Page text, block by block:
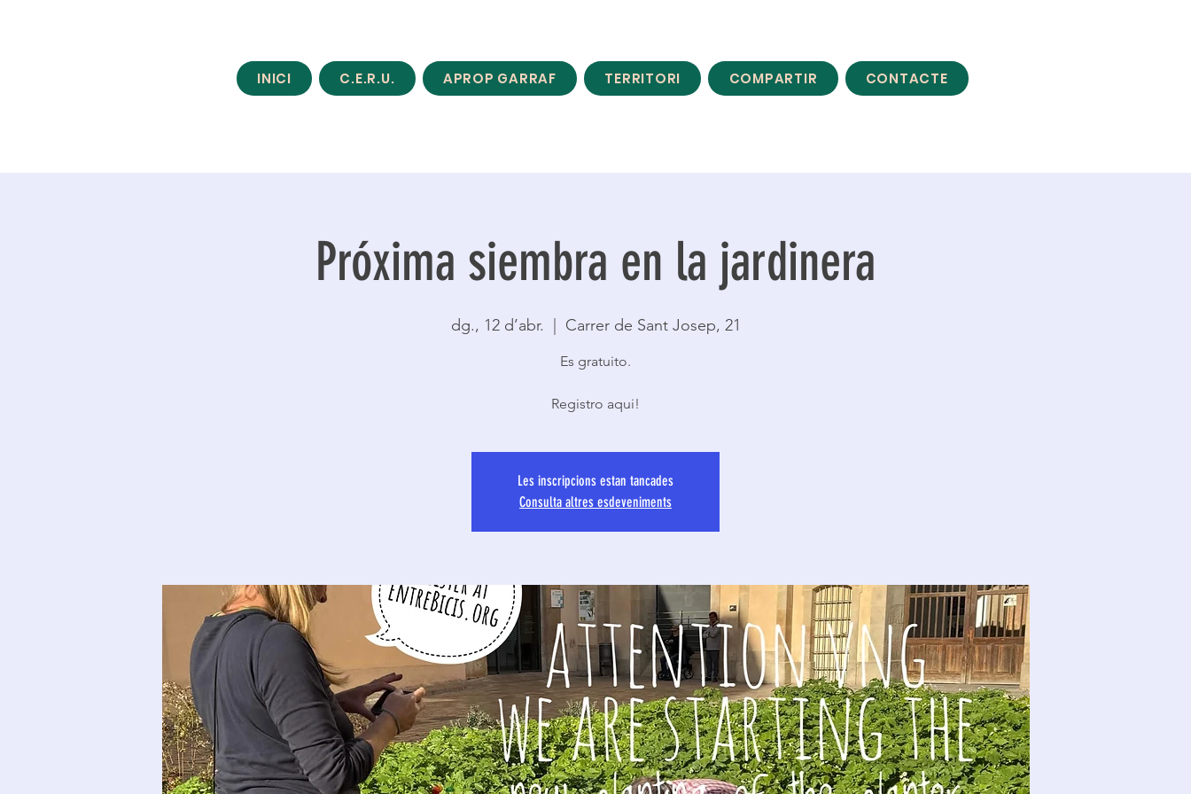
INICI C.E.R.U. APROP GARRAF TERRITORI COMPARTIR CONTACTE
Próxima siembra en la jardinera
dg., 12 d’abr. Carrer de Sant Josep, 21
Es gratuito.
Registro aqui!
Les inscripcions estan tancades
Consulta altres esdeveniments